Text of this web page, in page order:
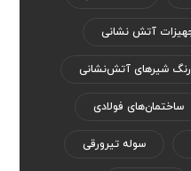
آتش نشانی
رنگ‌ شیر‌های آتش‌نشانی
ساختمان‌های فولادی
سوله تیرورقی